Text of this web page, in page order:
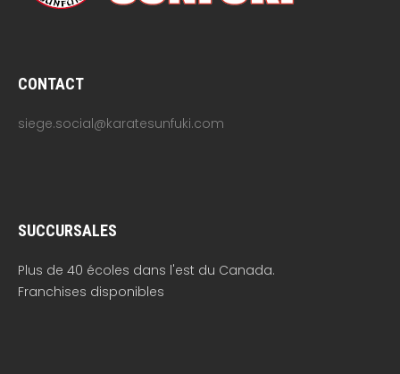
CONTACT
siege.social@karatesunfuki.com
SUCCURSALES
Plus de 40 écoles dans l'est du Canada.
Franchises disponibles